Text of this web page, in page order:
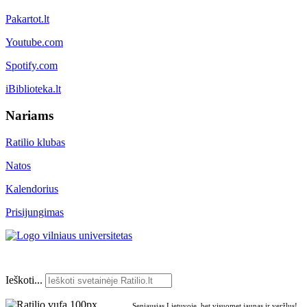
Pakartot.lt
Youtube.com
Spotify.com
iBiblioteka.lt
Nariams
Ratilio klubas
Natos
Kalendorius
Prisijungimas
Ieškoti...